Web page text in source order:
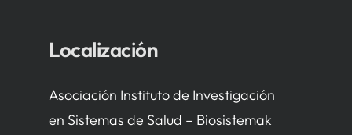
Localización
Asociación Instituto de Investigación
en Sistemas de Salud – Biosistemak